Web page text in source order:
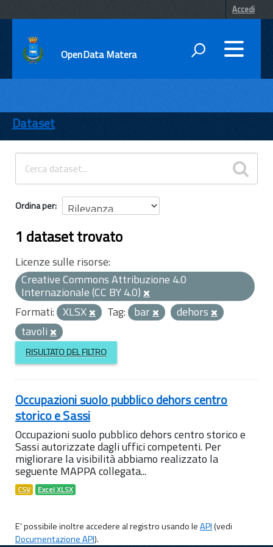
Accedi
OpenData Matera
ENTI
TEMI
INFORMAZIONI
Dataset
Ordina per
1 dataset trovato
Licenze sulle risorse:
Creative Commons Attribuzione 4.0
Internazionale (CC BY 4.0)
Formati: XLSX Tag: bar
dehors
tavoli
RISULTATO DEL FILTRO
Occupazioni suolo pubblico dehors centro
storico e Sassi
Occupazioni suolo pubblico dehors centro storico e
Sassi autorizzate dagli uffici competenti. Per
migliorare la visibilità abbiamo realizzato la
seguente MAPPA collegata...
CSV Excel XLSX
E' possibile inoltre accedere al registro usando leAPI(vedi
Documentazione API).